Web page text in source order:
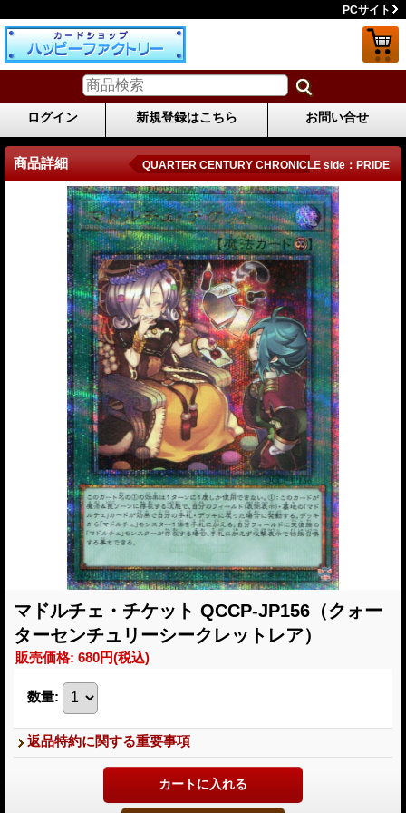
PCサイト
ログイン 新規登録はこちら お問い合せ
商品詳細 QUARTER CENTURY CHRONICLE side：PRIDE
マドルチェ・チケット QCCP-JP156（クォー
ターセンチュリーシークレットレア）
販売価格: 680円(税込)
数量:
返品特約に関する重要事項